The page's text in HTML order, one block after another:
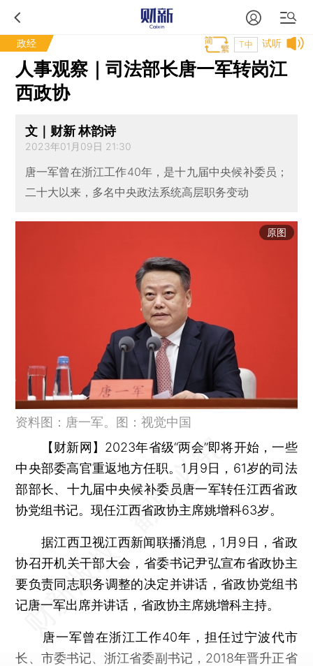
政经 试听
T中
人事观察｜司法部长唐一军转岗江
西政协
文｜财新 林韵诗
2023年01月09日 21:30
唐一军曾在浙江工作40年，是十九届中央候补委员；
二十大以来，多名中央政法系统高层职务变动
原图
资料图：唐一军。图：视觉中国
【财新网】 2023年省级“两会”即将开始，一些
中央部委高官重返地方任职。1月9日，61岁的司法
部部长、十九届中央候补委员唐一军转任江西省政
协党组书记。现任江西省政协主席姚增科63岁。
据江西卫视江西新闻联播消息，1月9日，省政
协召开机关干部大会，省委书记尹弘宣布省政协主
要负责同志职务调整的决定并讲话，省政协党组书
记唐一军出席并讲话，省政协主席姚增科主持。
唐一军曾在浙江工作40年，担任过宁波代市
长、市委书记、浙江省委副书记，2018年晋升正省